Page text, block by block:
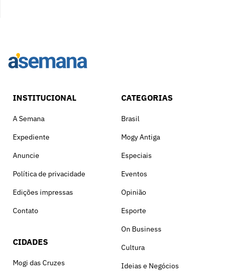
INSTITUCIONAL
A Semana
Expediente
Anuncie
Política de privacidade
Edições impressas
Contato
CIDADES
Mogi das Cruzes
CATEGORIAS
Brasil
Mogy Antiga
Especiais
Eventos
Opinião
Esporte
On Business
Cultura
Ideias e Negócios